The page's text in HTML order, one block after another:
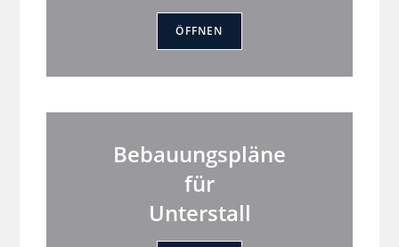
ÖFFNEN
Bebauungspläne
für
Unterstall